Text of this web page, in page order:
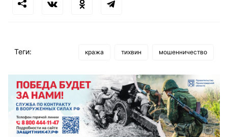
Теги: кража тихвин мошенничество